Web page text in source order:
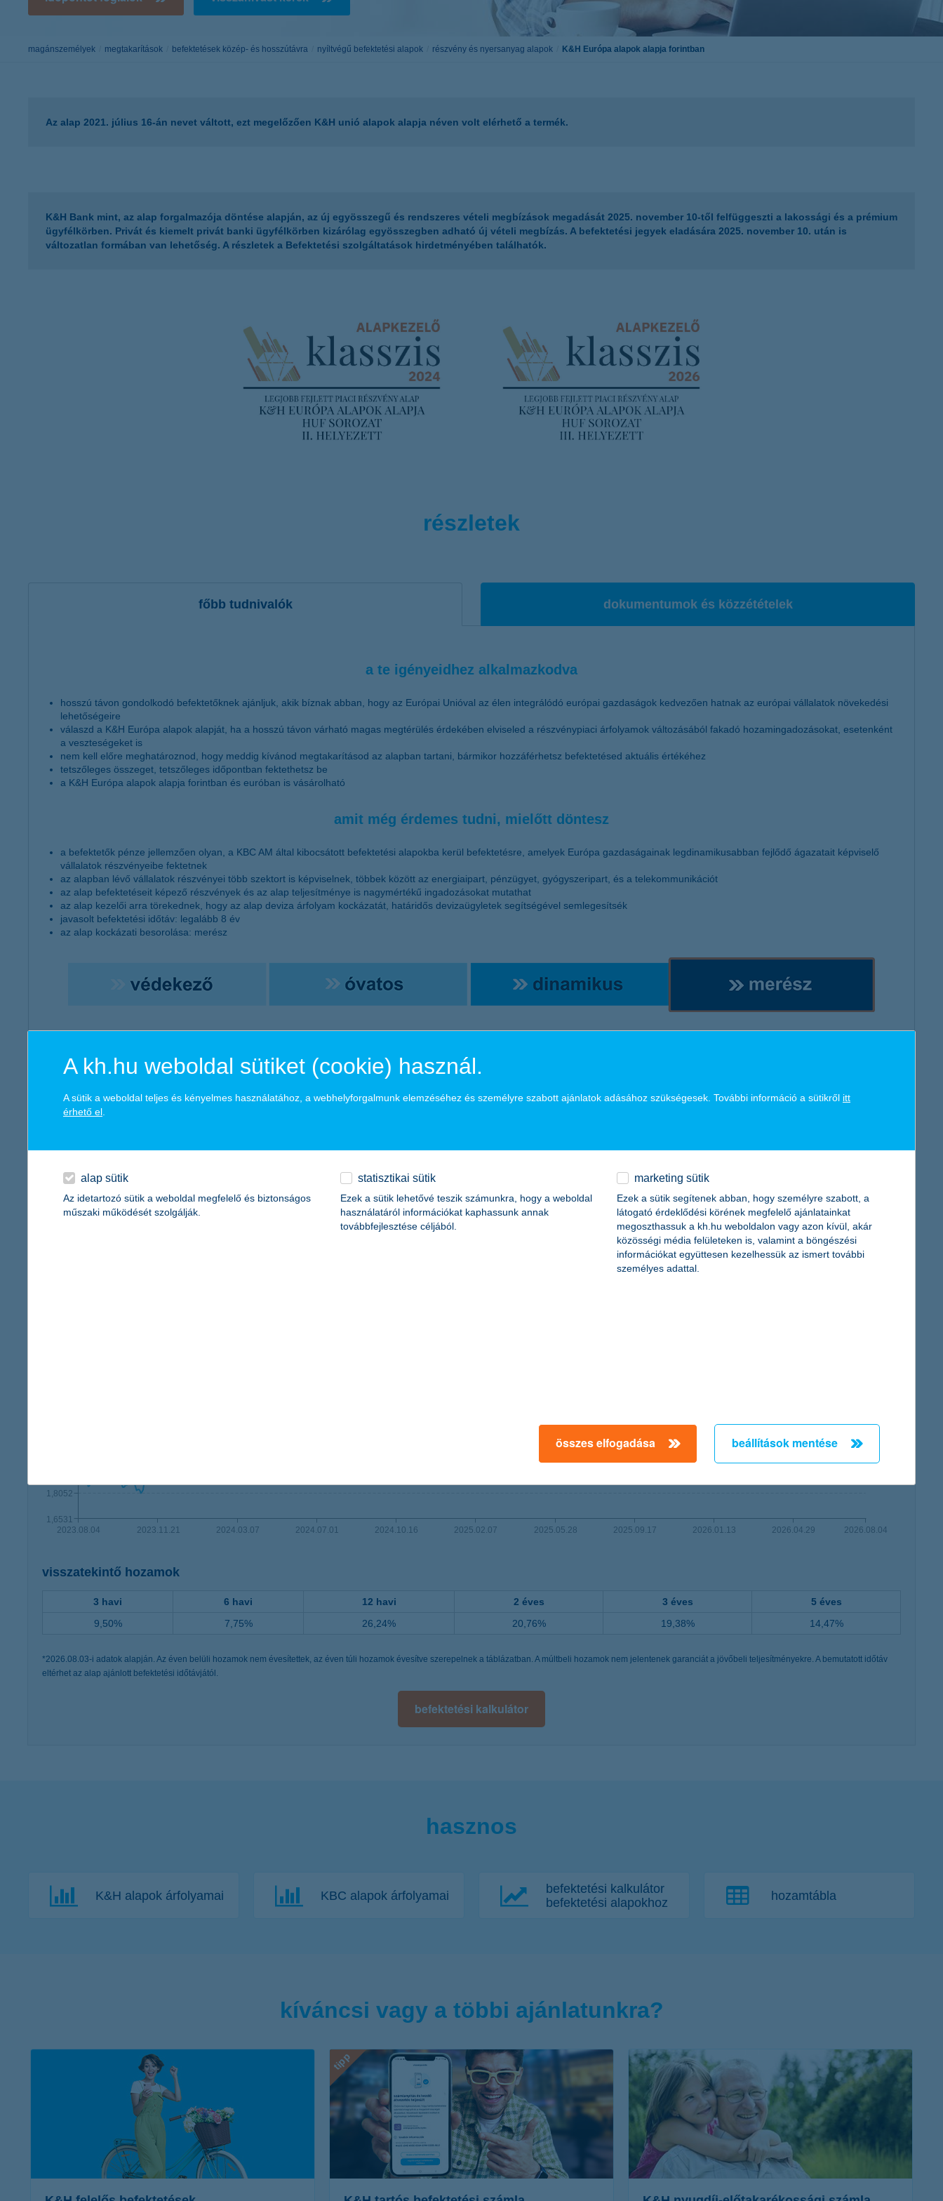
bankváltás
ügyfélajánló program
K&H virtuális betéti kártya
hitelfedezeti életbiztosítás
Digitális Állampolgárság Program
magánszemélyek megtakarítások befektetések közép- és hosszútávra nyíltvégű befektetési alapok részvény és nyersanyag alapok K&H Európa alapok alapja forintban
Az alap 2021. július 16-án nevet váltott, ezt megelőzően K&H unió alapok alapja néven volt elérhető a termék.
K&H Bank mint, az alap forgalmazója döntése alapján, az új egyösszegű és rendszeres vételi megbízások megadását 2025. november 10-től felfüggeszti a lakossági és a prémium
ügyfélkörben. Privát és kiemelt privát banki ügyfélkörben kizárólag egyösszegben adható új vételi megbízás. A befektetési jegyek eladására 2025. november 10. után is
változatlan formában van lehetőség. A részletek a Befektetési szolgáltatások hirdetményében találhatók.
részletek
főbb tudnivalók dokumentumok és közzétételek
a te igényeidhez alkalmazkodva
hosszú távon gondolkodó befektetőknek ajánljuk, akik bíznak abban, hogy az Európai Unióval az élen integrálódó európai gazdaságok kedvezően hatnak az európai vállalatok növekedési
lehetőségeire
válaszd a K&H Európa alapok alapját, ha a hosszú távon várható magas megtérülés érdekében elviseled a részvénypiaci árfolyamok változásából fakadó hozamingadozásokat, esetenként
a veszteségeket is
nem kell előre meghatároznod, hogy meddig kívánod megtakarításod az alapban tartani, bármikor hozzáférhetsz befektetésed aktuális értékéhez
tetszőleges összeget, tetszőleges időpontban fektethetsz be
a K&H Európa alapok alapja forintban és euróban is vásárolható
amit még érdemes tudni, mielőtt döntesz
a befektetők pénze jellemzően olyan, a KBC AM által kibocsátott befektetési alapokba kerül befektetésre, amelyek Európa gazdaságainak legdinamikusabban fejlődő ágazatait képviselő
vállalatok részvényeibe fektetnek
az alapban lévő vállalatok részvényei több szektort is képviselnek, többek között az energiaipart, pénzügyet, gyógyszeripart, és a telekommunikációt
az alap befektetéseit képező részvények és az alap teljesítménye is nagymértékű ingadozásokat mutathat
az alap kezelői arra törekednek, hogy az alap deviza árfolyam kockázatát, határidős devizaügyletek segítségével semlegesítsék
javasolt befektetési időtáv: legalább 8 év
az alap kockázati besorolása: merész
az alap befektetési jegyeinek árfolyama és teljesítménye az elmúlt időszakban*
2023.08.04 2026.08.04
2023.11.21 2024.03.07 2024.07.01 2024.10.16 2025.02.07 2025.05.28 2025.09.17 2026.01.13 2026.04.29
1,6531
1,8052
visszatekintő hozamok
3 havi 6 havi 12 havi 2 éves 3 éves
5 éves
9,50%
7,75% 26,24% 20,76% 19,38% 14,47%
*2026.08.03-i adatok alapján. Az éven belüli hozamok nem évesítettek, az éven túli hozamok évesítve szerepelnek a táblázatban. A múltbeli hozamok nem jelentenek garanciát a jövőbeli teljesítményekre. A bemutatott időtáv
eltérhet az alap ajánlott befektetési időtávjától.
befektetési kalkulátor
hasznos
K&H alapok árfolyamai KBC alapok árfolyamai
befektetési kalkulátor
befektetési alapokhoz
hozamtábla
kíváncsi vagy a többi ajánlatunkra?
tipp
A kh.hu weboldal sütiket (cookie) használ.
A sütik a weboldal teljes és kényelmes használatához, a webhelyforgalmunk elemzéséhez és személyre szabott ajánlatok adásához szükségesek. További információ a sütikről itt
érhető el
alap sütik
Az idetartozó sütik a weboldal megfelelő és biztonságos
műszaki működését szolgálják.
statisztikai sütik
Ezek a sütik lehetővé teszik számunkra, hogy a weboldal
használatáról információkat kaphassunk annak
továbbfejlesztése céljából.
marketing sütik
Ezek a sütik segítenek abban, hogy személyre szabott, a
látogató érdeklődési körének megfelelő ajánlatainkat
megoszthassuk a kh.hu weboldalon vagy azon kívül, akár
közösségi média felületeken is, valamint a böngészési
információkat együttesen kezelhessük az ismert további
személyes adattal.
összes elfogadása beállítások mentése